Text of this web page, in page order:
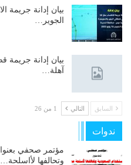
الجوير…
بيان إدانة جريمة
آهلة…
السابق التالي 1 من 26
ندوات
مؤتمر صحفي
وتحالفها لأاسلحة…